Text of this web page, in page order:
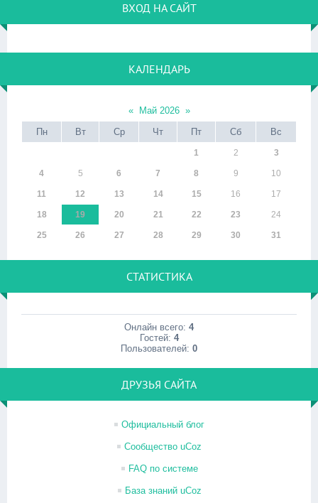
ВХОД НА САЙТ
КАЛЕНДАРЬ
« Май 2026 »
Пн
Вт Ср Чт Пт Сб Вс
1 2 3
4 5 6 7 8 9 10
11 12 13 14 15 16 17
18 19 20 21 22 23 24
25 26 27 28 29 30 31
СТАТИСТИКА
Онлайн всего: 4
Гостей: 4
Пользователей: 0
ДРУЗЬЯ САЙТА
Официальный блог
Сообщество uCoz
FAQ по системе
База знаний uCoz